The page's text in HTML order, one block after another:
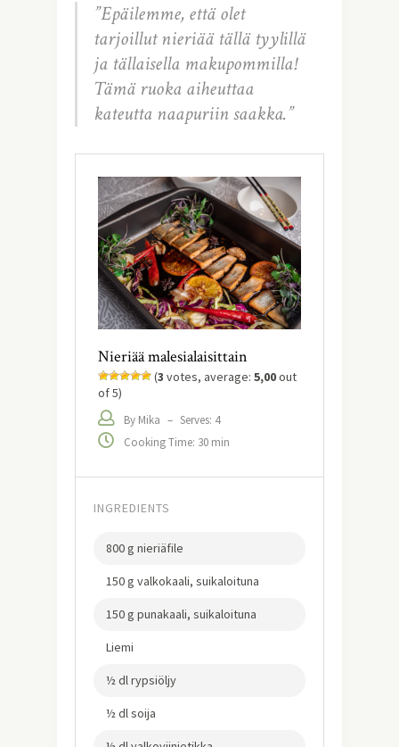
”Epäilemme, että olet
tarjoillut nieriää tällä tyylillä
ja tällaisella makupommilla!
Tämä ruoka aiheuttaa
kateutta naapuriin saakka.”
Nieriää malesialaisittain
(3 votes, average: 5,00out
of 5)
By Mika – Serves: 4
Cooking Time: 30 min
INGREDIENTS
800 g nieriäfile
150 g valkokaali, suikaloituna
150 g punakaali, suikaloituna
Liemi
½ dl rypsiöljy
½ dl soija